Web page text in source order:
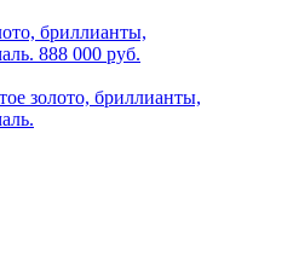
бриллианты,
888 000 руб.
золото, бриллианты,